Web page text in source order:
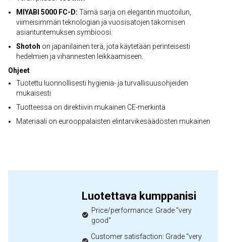
MIYABI 5000 FC-D: Tämä sarja on elegantin muotoilun,
viimeisimmän teknologian ja vuosisatojen takomisen
asiantuntemuksen symbioosi.
Shotoh on japanilainen terä, jota käytetään perinteisesti
hedelmien ja vihannesten leikkaamiseen.
Ohjeet
Tuotettu luonnollisesti hygienia- ja turvallisuusohjeiden
mukaisesti
Tuotteessa on direktiivin mukainen CE-merkintä
Materiaali on eurooppalaisten elintarvikesäädösten mukainen
Luotettava kumppanisi
Price/performance: Grade "very
good"
Customer satisfaction: Grade "very